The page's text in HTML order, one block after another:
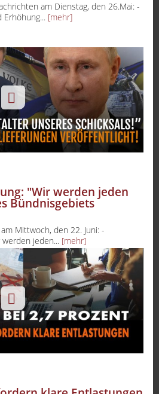
am Dienstag, den 26.Mai: -
Erhöhung... [mehr]
"Wir werden jeden
Bündnisgebiets
Mittwoch, den 22. Juni: -
werden jeden... [mehr]